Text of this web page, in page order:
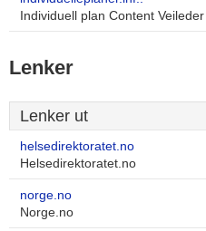
Individuell plan Content
Lenker
Lenker ut
helsedirektoratet.no
Helsedirektoratet.no
norge.no
Norge.no